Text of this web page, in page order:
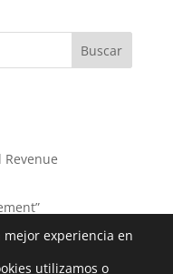
RMS
experiencia en
utilizamos o